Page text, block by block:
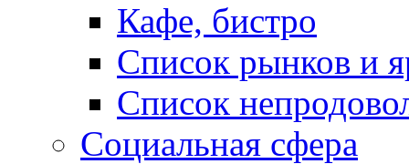
Кафе, бистро
Cписок рынков и
Список
Социальная сфера